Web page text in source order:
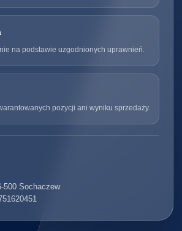
na podstawie uzgodnionych uprawnień.
pozycji ani wyniku sprzedaży.
500 Sochaczew